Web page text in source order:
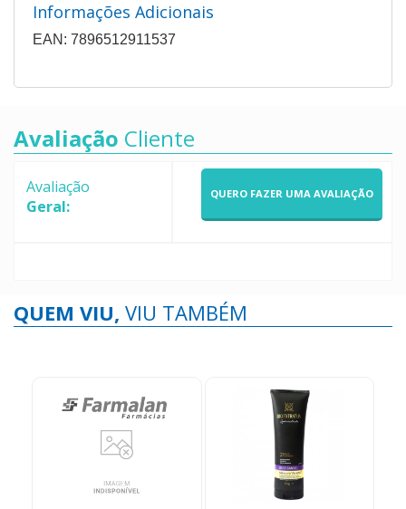
Informações Adicionais
EAN: 7896512911537
Avaliação Cliente
Avaliação
Geral:
QUERO FAZER UMA AVALIAÇÃO
QUEM VIU, VIU TAMBÉM